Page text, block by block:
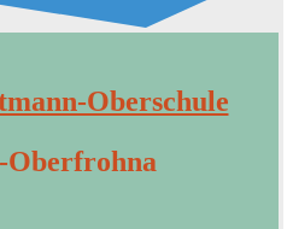
Oberschule